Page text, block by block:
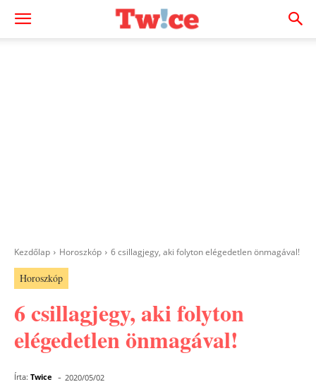
Kezdőlap Horoszkóp 6 csillagjegy, aki folyton elégedetlen önmagával!
Horoszkóp
6 csillagjegy, aki folyton
elégedetlen önmagával!
Írta: Twice - 2020/05/02